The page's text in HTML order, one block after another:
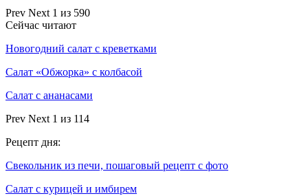
Prev Next 1 из 590
Сейчас читают
Новогодний салат с креветками
Салат «Обжорка» с колбасой
Салат с ананасами
Prev Next 1 из 114
Рецепт дня:
Свекольник из печи, пошаговый рецепт с фото
Салат с курицей и имбирем